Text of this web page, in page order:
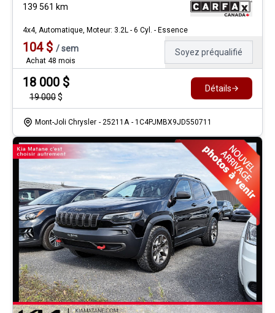
139 561 km
4x4, Automatique, Moteur: 3.2L - 6 Cyl. - Essence
104$ /sem
Achat 48 mois
Soyez préqualifié
18 000 $
19 000$
Détails
Mont-Joli Chrysler - 25211A - 1C4PJMBX9JD550711